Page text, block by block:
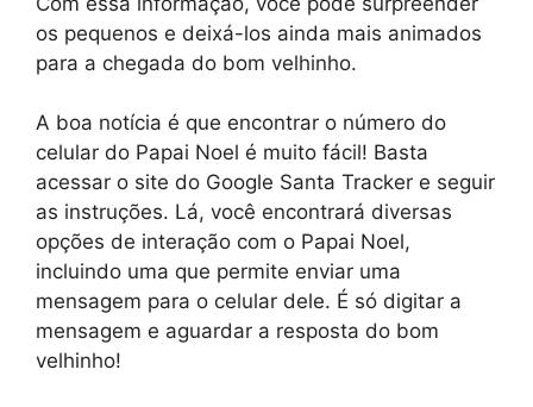
os pequenos e deixá-los ainda mais animados
para a chegada do bom velhinho.
A boa notícia é que encontrar o número do
celular do Papai Noel é muito fácil! Basta
acessar o site do Google Santa Tracker e seguir
as instruções. Lá, você encontrará diversas
opções de interação com o Papai Noel,
incluindo uma que permite enviar uma
mensagem para o celular dele. É só digitar a
mensagem e aguardar a resposta do bom
velhinho!